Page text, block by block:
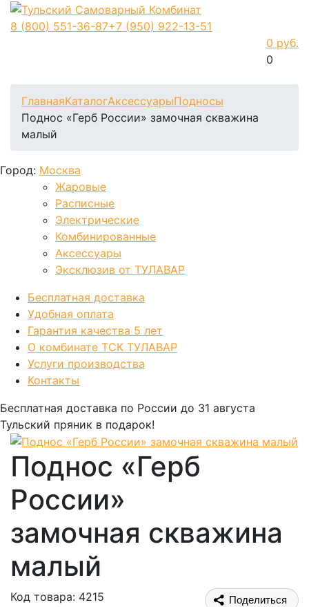
8 (800) 551-36-87+7 (950) 922-13-51
0 руб.
0
ГлавнаяКаталогАксессуарыПодносы
Поднос «Герб России» замочная скважина
малый
Город: Москва
Жаровые
Расписные
Электрические
Комбинированные
Аксессуары
Эксклюзив от ТУЛАВАР
Бесплатная доставка
Удобная оплата
Гарантия качества 5 лет
О комбинате ТСК ТУЛАВАР
Услуги производства
Контакты
Бесплатная доставка по России до 31 августа
Тульский пряник в подарок!
Поднос «Герб
России»
замочная скважина
малый
Код товара: 4215 Поделиться